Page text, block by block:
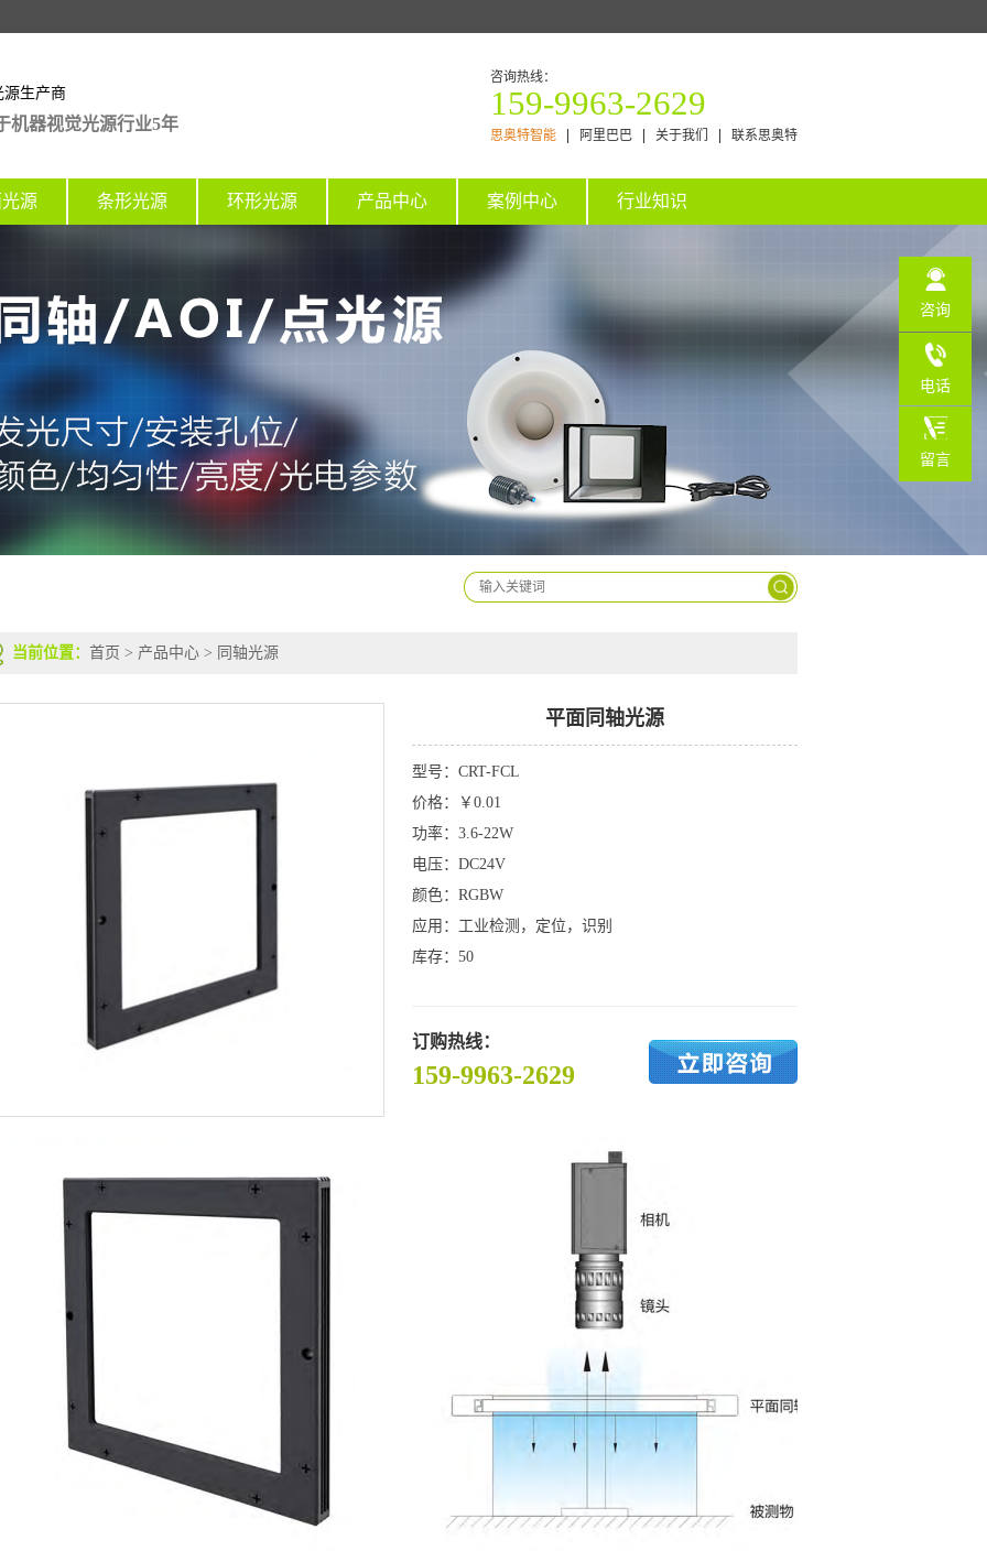
源生产商
机器视觉光源行业5年
咨询热线：
159-9963-2629
思奥特智能 阿里巴巴 关于我们 联系思奥特
源 条形光源 环形光源 产品中心 案例中心 行业知识
当前位置： 首页 > 产品中心 > 同轴光源
平面同轴光源
型号：CRT-FCL
价格：￥0.01
功率：3.6-22W
电压：DC24V
颜色：RGBW
应用：工业检测，定位，识别
库存：50
订购热线：
159-9963-2629
咨询
电话
159-
9963-
留言